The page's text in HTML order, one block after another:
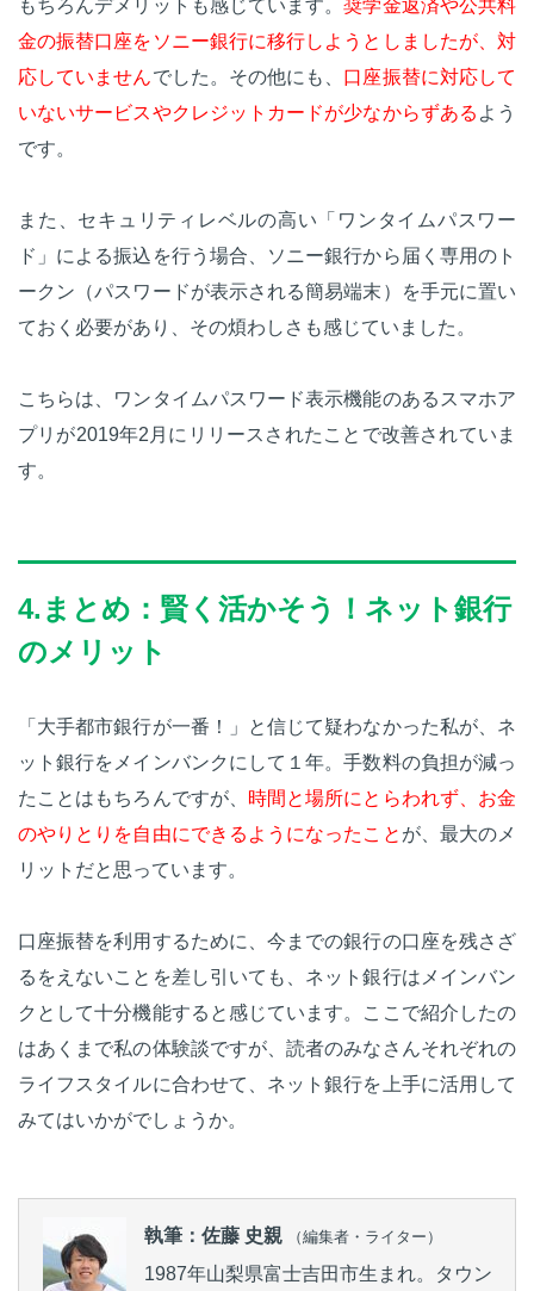
もちろんデメリットも感じています。奨学金返済や公共料
金の振替口座をソニー銀行に移行しようとしましたが、対
応していませんでした。その他にも、 口座振替に対応して
いないサービスやクレジットカードが少なからずある よう
です。
また、セキュリティレベルの高い「ワンタイムパスワー
ド」による振込を行う場合、ソニー銀行から届く専用のト
ークン（パスワードが表示される簡易端末）を手元に置い
ておく必要があり、その煩わしさも感じていました。
こちらは、ワンタイムパスワード表示機能のあるスマホア
プリが2019年2月にリリースされたことで改善されていま
す。
4.まとめ：賢く活かそう！ネット銀行
のメリット
「大手都市銀行が一番！」と信じて疑わなかった私が、ネ
ット銀行をメインバンクにして１年。手数料の負担が減っ
たことはもちろんですが、 時間と場所にとらわれず、お金
のやりとりを自由にできるようになったこと が、最大のメ
リットだと思っています。
口座振替を利用するために、今までの銀行の口座を残さざ
るをえないことを差し引いても、ネット銀行はメインバン
クとして十分機能すると感じています。ここで紹介したの
はあくまで私の体験談ですが、読者のみなさんそれぞれの
ライフスタイルに合わせて、ネット銀行を上手に活用して
みてはいかがでしょうか。
執筆：佐藤 史親 （編集者・ライター）
1987年山梨県富士吉田市生まれ。タウン